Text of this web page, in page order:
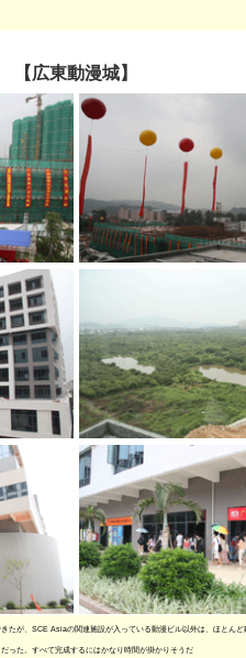
【広東動漫城】
たが、SCE Asiaの関連施設が入っている動漫ビル以外は、ほとんど
った。すべて完成するにはかなり時間が掛かりそうだ